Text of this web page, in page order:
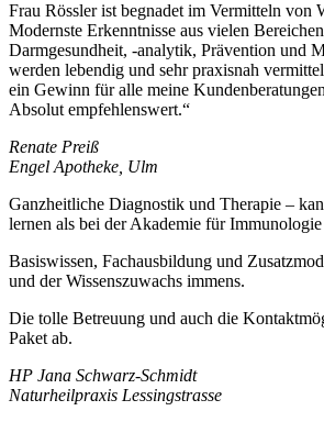
Frau Rössler ist begnadet im Vermitteln von
Modernste Erkenntnisse aus vielen
Darmgesundheit, -analytik, Prävention und
werden lebendig und sehr praxisnah
ein Gewinn für alle meine
Absolut empfehlenswert.“
Renate Preiß
Engel Apotheke, Ulm
Ganzheitliche Diagnostik und Therapie –
lernen als bei der Akademie für
Basiswissen, Fachausbildung und
und der Wissenszuwachs immens.
Die tolle Betreuung und auch die
Paket ab.
HP Jana Schwarz-Schmidt
Naturheilpraxis Lessingstrasse